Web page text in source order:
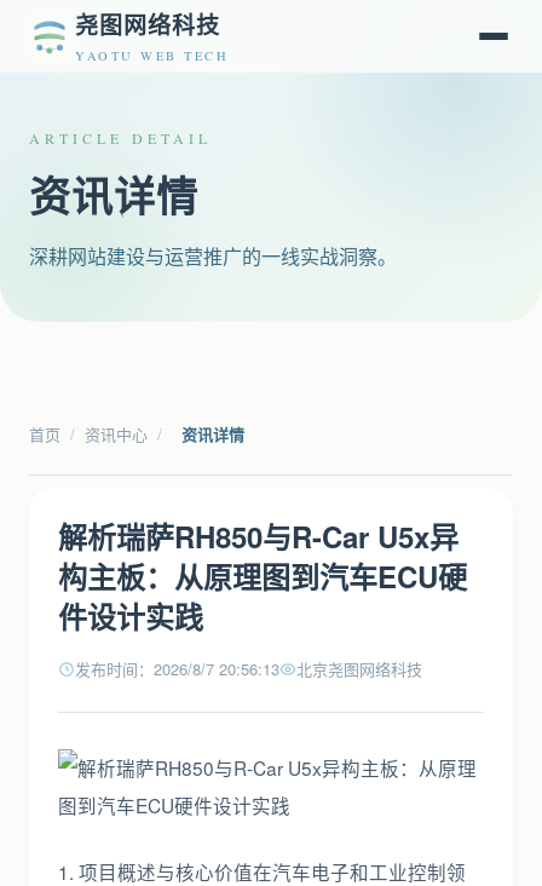
尧图网络科技
YAOTU WEB TECH
ARTICLE DETAIL
资讯详情
深耕网站建设与运营推广的一线实战洞察。
首页 / 资讯中心 / 资讯详情
解析瑞萨RH850与R-Car U5x异
构主板：从原理图到汽车ECU硬
件设计实践
发布时间：2026/8/7 20:56:13 北京尧图网络科技
1. 项目概述与核心价值在汽车电子和工业控制领